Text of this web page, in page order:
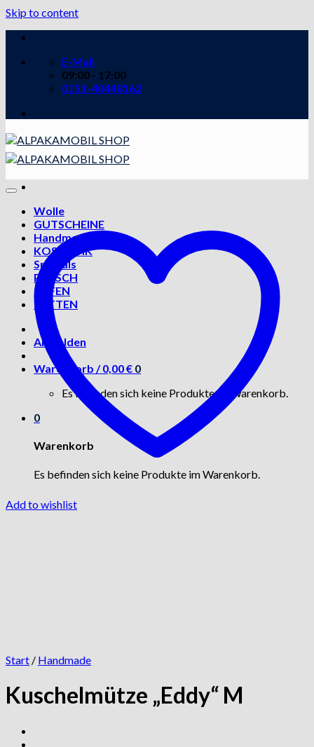
Skip to content
E-Mail
09:00 - 17:00
0151-40448162
Wolle
GUTSCHEINE
Handmade
KOSMETIK
Specials
PLÜSCH
SEIFEN
BETTEN
Anmelden
Warenkorb /0,00€ 0
Es befinden sich keine Produkte im Warenkorb.
0
Warenkorb
Es befinden sich keine Produkte im Warenkorb.
Add to wishlist
Start / Handmade
Kuschelmütze „Eddy“ M